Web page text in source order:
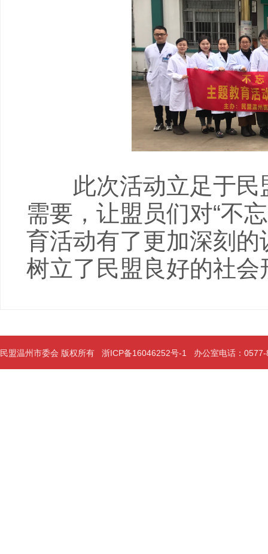
此次活动立足于民
需要，让盟员们对“不
育活动有了更加深刻
树立了民盟良好的社
民盟温州市委会 版权所有 浙ICP备16046252号-1 办公室电话：